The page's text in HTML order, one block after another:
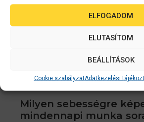
ELFOGADOM
ELUTASÍTOM
BEÁLLÍTÁSOK
Cookie szabályzatAdatkezelési
Epson L3276?
A gép maximális nyomtatási
lenyűgöző 5760×1440 dpi, ami
teszi lehetővé.
Milyen sebességre
mindennapi munka